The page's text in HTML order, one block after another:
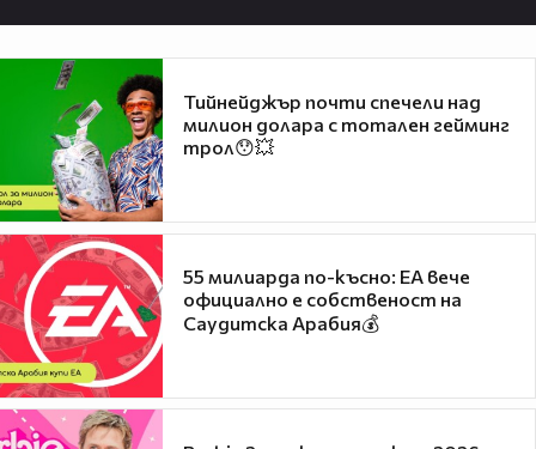
Тийнейджър почти спечели над
милион долара с тотален гейминг
трол😯💥
55 милиарда по-късно: EA вече
официално е собственост на
Саудитска Арабия💰